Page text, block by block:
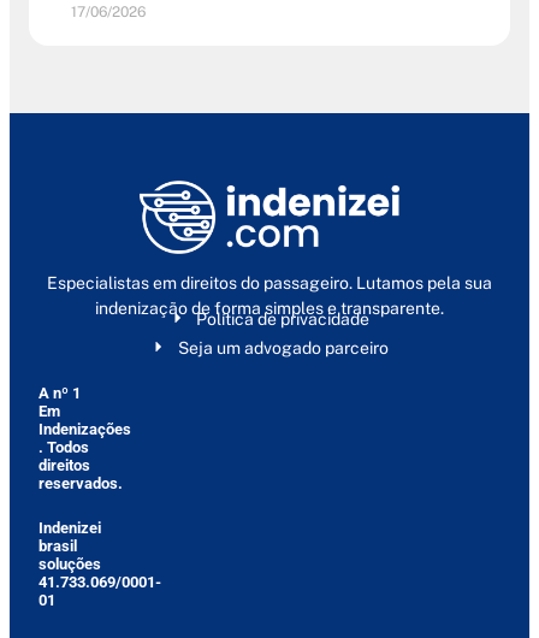
17/06/2026
Especialistas em direitos do passageiro. Lutamos pela sua
indenização de forma simples e transparente.
Política de privacidade
Seja um advogado parceiro
A nº 1
Em
Indenizações
. Todos
direitos
reservados.
Indenizei
brasil
soluções
41.733.069/0001-
01